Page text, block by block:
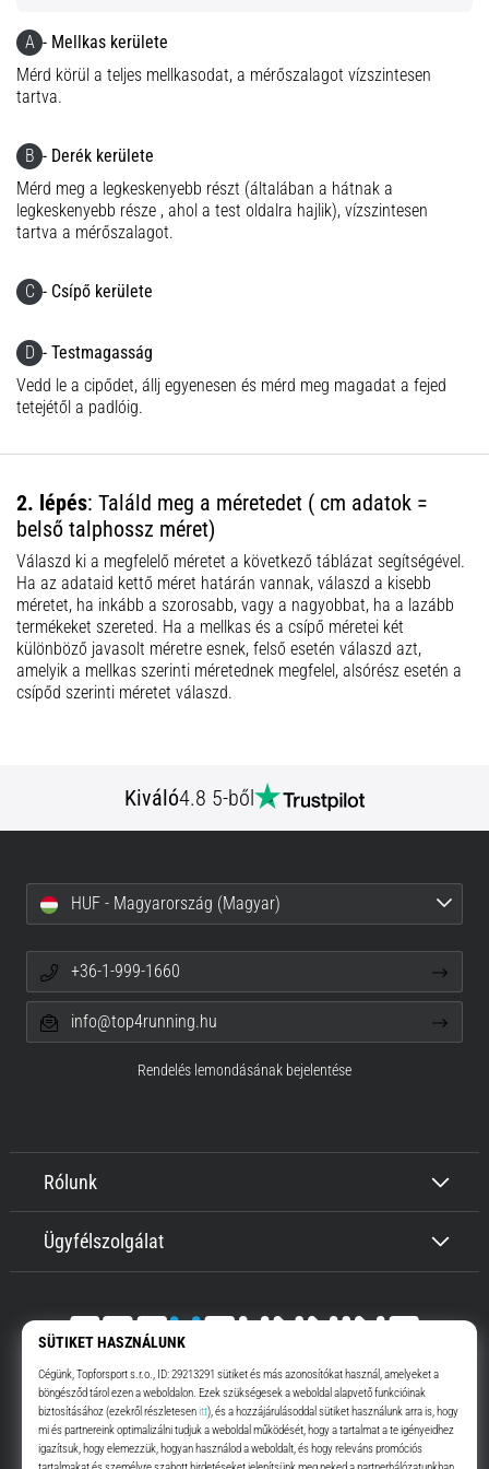
kiváltó
ok
a
talpi
gyulladása
…
megjelenítése
A - Mellkas kerülete
Mérd körül a teljes mellkasodat, a mérőszalagot vízszintesen
tartva.
B - Derék kerülete
Mérd meg a legkeskenyebb részt (általában a hátnak a
legkeskenyebb része , ahol a test oldalra hajlik), vízszintesen
tartva a mérőszalagot.
C - Csípő kerülete
D - Testmagasság
Vedd le a cipődet, állj egyenesen és mérd meg magadat a fejed
tetejétől a padlóig.
2. lépés: Találd meg a méretedet ( cm adatok =
belső talphossz méret)
Válaszd ki a megfelelő méretet a következő táblázat segítségével.
Ha az adataid kettő méret határán vannak, válaszd a kisebb
méretet, ha inkább a szorosabb, vagy a nagyobbat, ha a lazább
termékeket szereted. Ha a mellkas és a csípő méretei két
különböző javasolt méretre esnek, felső esetén válaszd azt,
amelyik a mellkas szerinti méretednek megfelel, alsórész esetén a
csípőd szerinti méretet válaszd.
Kiváló4.8 5-ből
Top4Running.hu
Már több, mint 16 éve motiválunk, hogy menj, és fuss. Gyorsabban.
Velünk. Mindennap.
Rólunk
Ügyfélszolgálat
HUF - Magyarország (Magyar)
+36-1-999-1660
info@top4running.hu
Rendelés lemondásának bejelentése